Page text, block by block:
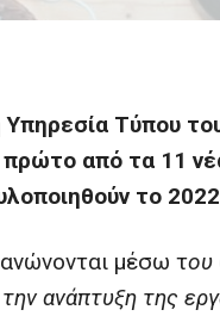
Υπηρεσία Τύπου
πρώτο από τα 11
το
μέσω του
ανάπτυξη της